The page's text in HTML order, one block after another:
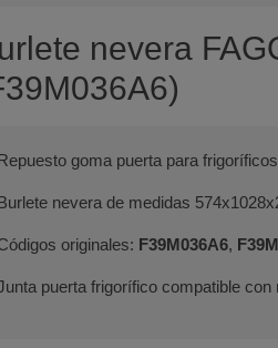
nevera
goma puerta para
nevera de medidas
originales: F39M036A6,
puerta frigorífico compatible